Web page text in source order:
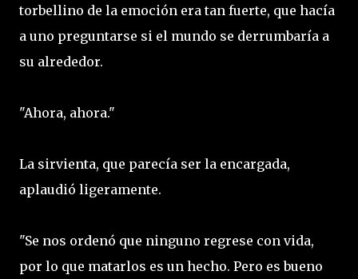
torbellino de la emoción era tan fuerte, que hacía
a uno preguntarse si el mundo se derrumbaría a
su alrededor.
"Ahora, ahora."
La sirvienta, que parecía ser la encargada,
aplaudió ligeramente.
"Se nos ordenó que ninguno regrese con vida,
por lo que matarlos es un hecho. Pero es bueno